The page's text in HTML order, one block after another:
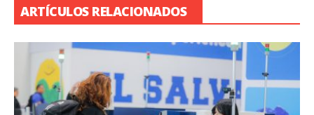
ARTÍCULOS RELACIONADOS